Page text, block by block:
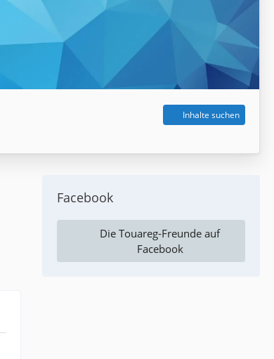
Inhalte suchen
Facebook
Die Touareg-Freunde auf
Facebook